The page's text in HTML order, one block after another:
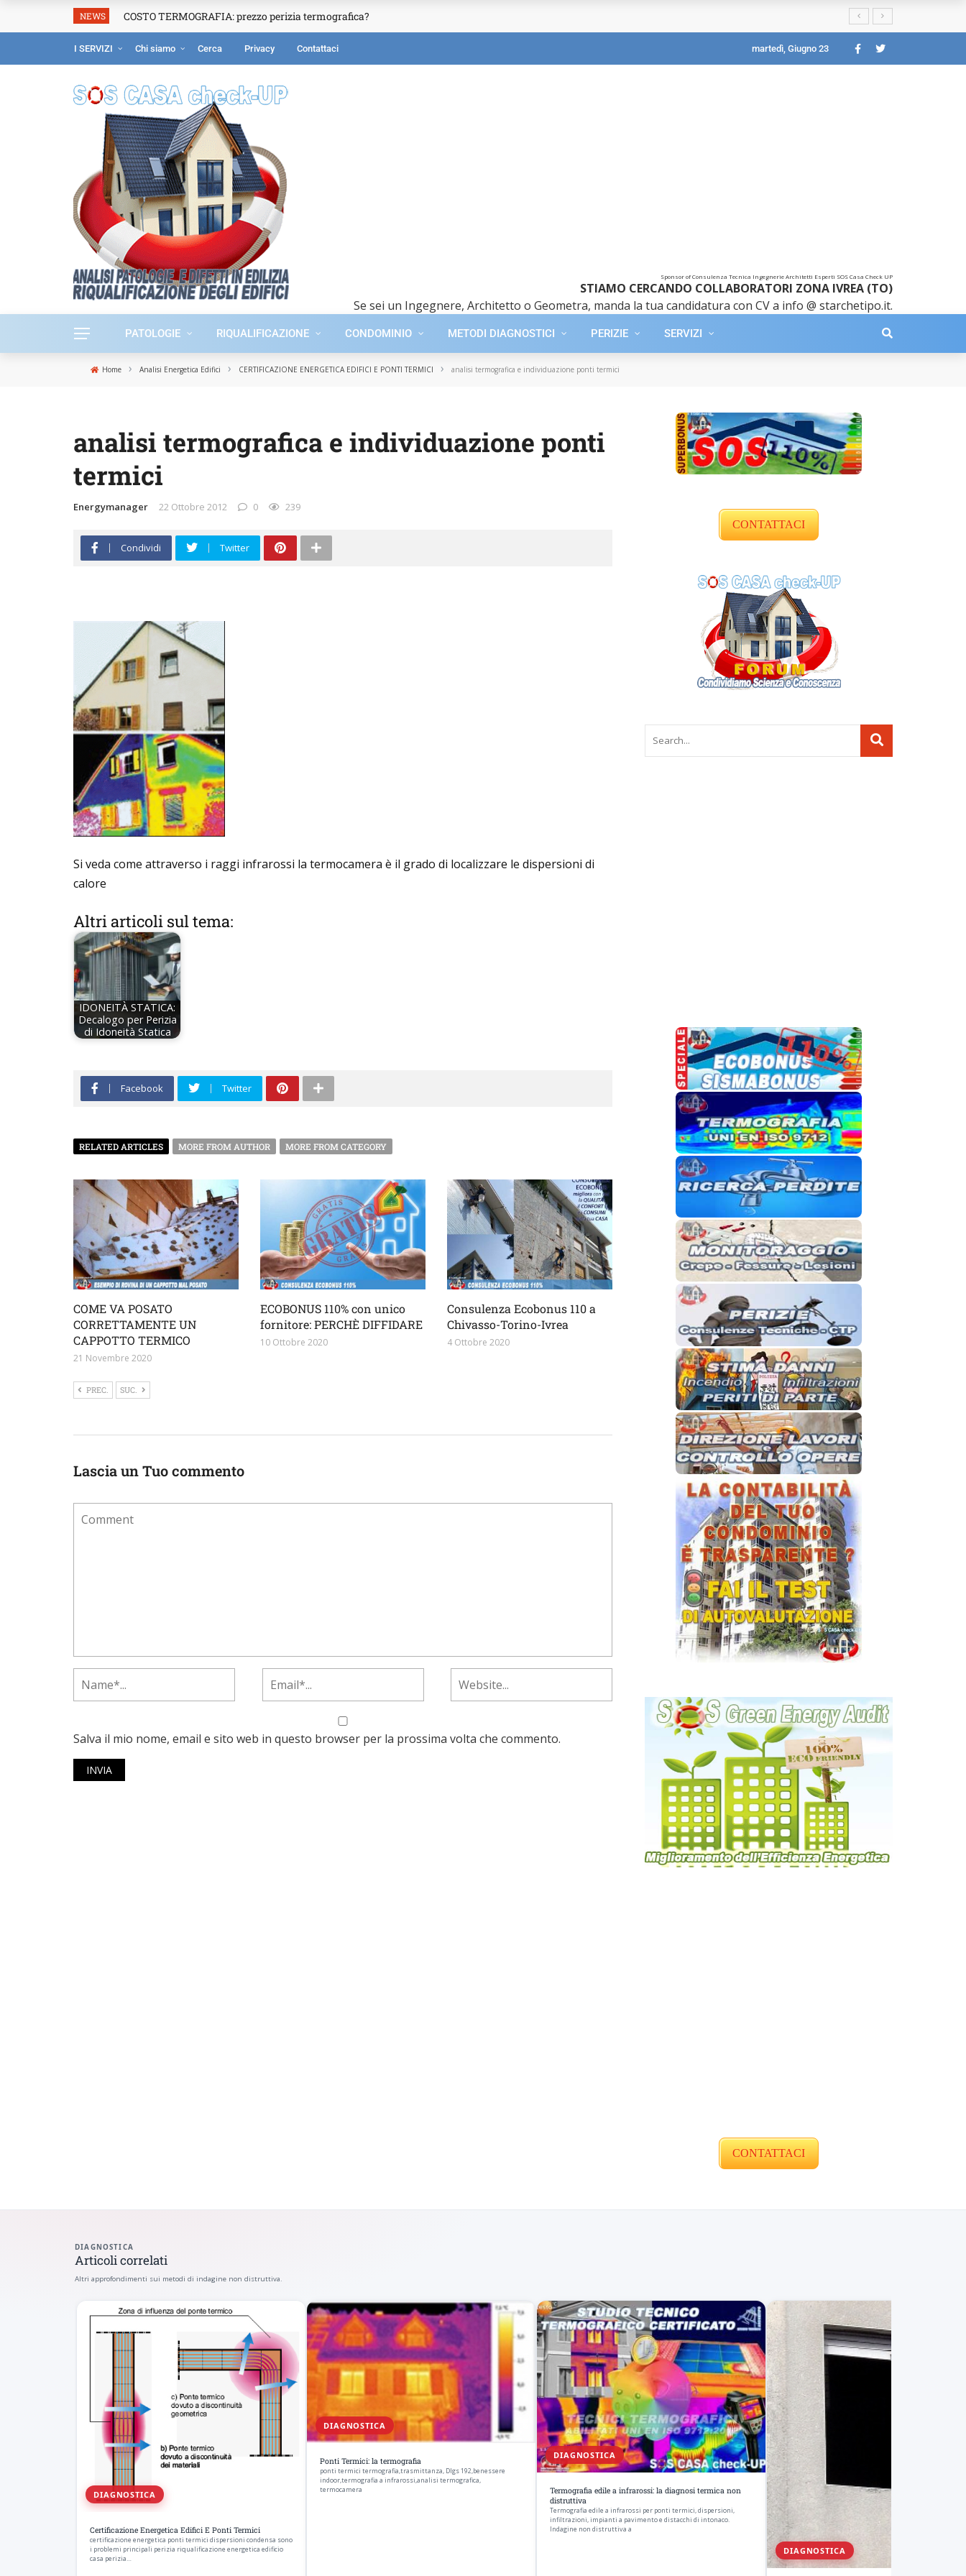
NEWS COSTO TERMOGRAFIA: prezzo perizia termografica?
I SERVIZI Chi siamo Cerca Privacy Contattaci martedì, Giugno 23
Sponsor of Consulenza Tecnica Ingegnerie Architetti Esperti SOS Casa Check UP
STIAMO CERCANDO COLLABORATORI ZONA IVREA (TO)
Se sei un Ingegnere, Architetto o Geometra, manda la tua candidatura con CV a info @ starchetipo.it.
PATOLOGIE RIQUALIFICAZIONE CONDOMINIO METODI DIAGNOSTICI PERIZIE SERVIZI
Home › Analisi Energetica Edifici › CERTIFICAZIONE ENERGETICA EDIFICI E PONTI TERMICI › analisi termografica e individuazione ponti termici
analisi termografica e individuazione ponti
termici
Energymanager 22 Ottobre 2012 0 239
Condividi Twitter
Si veda come attraverso i raggi infrarossi la termocamera è il grado di localizzare le dispersioni di
calore
Altri articoli sul tema:
IDONEITÀ STATICA:
Decalogo per Perizia
di Idoneità Statica
Facebook Twitter
RELATED ARTICLES MORE FROM AUTHOR MORE FROM CATEGORY
COME VA POSATO
CORRETTAMENTE UN
CAPPOTTO TERMICO
21 Novembre 2020
ECOBONUS 110% con unico
fornitore: PERCHÈ DIFFIDARE
10 Ottobre 2020
Consulenza Ecobonus 110 a
Chivasso-Torino-Ivrea
4 Ottobre 2020
PREC. SUC.
Lascia un Tuo commento
Salva il mio nome, email e sito web in questo browser per la prossima volta che commento.
CONTATTACI
CONTATTACI
DIAGNOSTICA
Articoli correlati
Altri approfondimenti sui metodi di indagine non distruttiva.
DIAGNOSTICA
Certificazione Energetica Edifici E Ponti Termici
certificazione energetica ponti termici dispersioni condensa sono
i problemi principali perizia riqualificazione energetica edificio
casa perizia…
DIAGNOSTICA
Ponti Termici: la termografia
ponti termici termografia,trasmittanza, Dlgs 192,benessere
indoor,termografia a infrarossi,analisi termografica,
termocamera
DIAGNOSTICA
Termografia edile a infrarossi: la diagnosi termica non
distruttiva
Termografia edile a infrarossi per ponti termici, dispersioni,
infiltrazioni, impianti a pavimento e distacchi di intonaco.
Indagine non distruttiva a
DIAGNOSTICA